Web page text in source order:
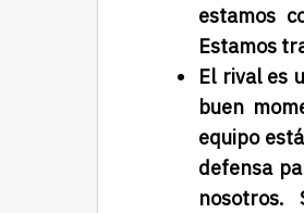
estamos
Estamos
El rival es
buen
equipo
defensa
nosotros.